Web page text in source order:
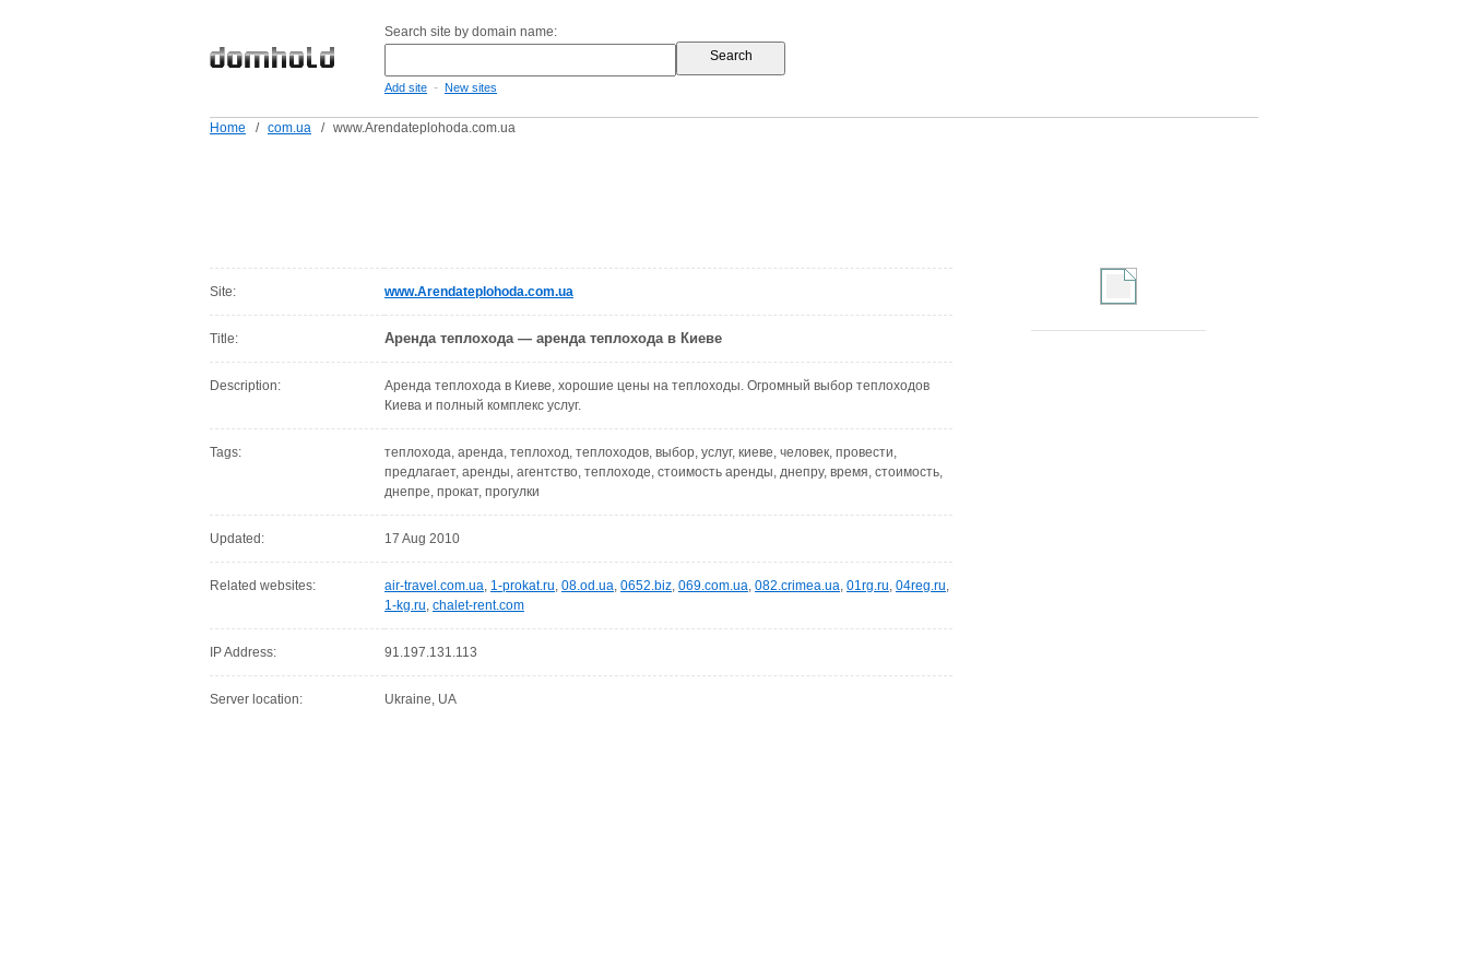
Search site by domain name:
Add site - New sites
Home / com.ua / www.Arendateplohoda.com.ua
Site: www.Arendateplohoda.com.ua
Title: Аренда теплохода — аренда теплохода в Киеве
Description:
Аренда теплохода в Киеве, хорошие цены на теплоходы. Огромный выбор теплоходов
Киева и полный комплекс услуг.
Tags:
теплохода, аренда, теплоход, теплоходов, выбор, услуг, киеве, человек, провести,
предлагает, аренды, агентство, теплоходе, стоимость аренды, днепру, время, стоимость,
днепре, прокат, прогулки
Updated: 17 Aug 2010
Related websites: air-travel.com.ua, 1-prokat.ru, 08.od.ua, 0652.biz, 069.com.ua, 082.crimea.ua, 01rg.ru, 04reg.ru,
1-kg.ru, chalet-rent.com
IP Address: 91.197.131.113
Server location: Ukraine, UA